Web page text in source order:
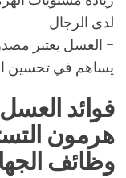
لدى الرجال.
– العسل يعتبر
يساهم في تحسين
فوائد
هرمون
وظائف